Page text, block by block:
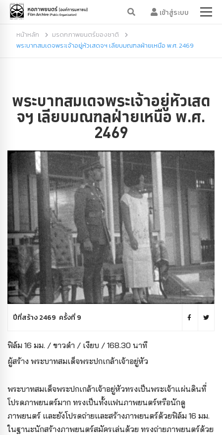
เข้าสู่ระบบ
หน้าหลัก
มรดกภาพยนตร์ของชาติ
พระบาทสมเดจพระเจ้าอยู่หัวเสดจฯ เลียบมณฑลฝ่ายเหนือ พ.ศ. 2469
พระบาทสมเดจพระเจ้าอยู่หัวเสด
จฯ เลียบมณฑลฝ่ายเหนือ พ.ศ.
2469
ปีที่สร้าง 2469 ครั้งที่ 9
ฟิล์ม 16 มม. / ขาวดำ / เงียบ / 168.30 นาที
ผู้สร้าง พระบาทสมเด็จพระปกเกล้าเจ้าอยู่หัว
พระบาทสมเด็จพระปกเกล้าเจ้าอยู่หัวทรงเป็นพระเจ้าแผ่นดินที่
โปรดภาพยนตร์มาก ทรงเป็นทั้งแฟนภาพยนตร์หรือนักดู
ภาพยนตร์ และยังโปรดถ่ายและสร้างภาพยนตร์ด้วยฟิล์ม 16 มม.
ในฐานะนักสร้างภาพยนตร์สมัครเล่นด้วย ทรงถ่ายภาพยนตร์ด้วย